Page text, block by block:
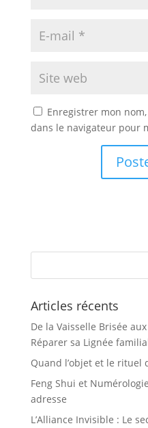
Enregistrer mon
dans le navigateur pour
Articles récents
De la Vaisselle Brisée
Réparer sa Lignée
Quand l’objet et le
Feng Shui et
adresse
L’Alliance Invisible : Le